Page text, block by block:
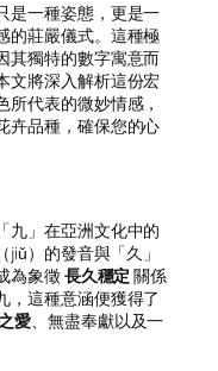
是一種姿態，更是一
的莊嚴儀式。這種極
其獨特的數字寓意而
文將深入解析這份宏
代表的微妙情感，
卉品種，確保您的心
九」在亞洲文化中的
）的發音與「久」
為象徵長久穩定 關係
，這種意涵便獲得了
愛、無盡奉獻以及一